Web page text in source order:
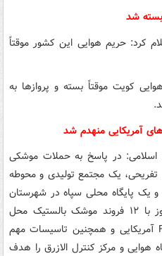
شد
کرد: حریم هوایی این کشور موقتاً
کویت موقتاً بسته و پروازها به
آمریکایی منهدم شد
اسلامی: در پاسخ به حملات موشکی
یک مجتمع تولیدی و محوطه
و یک پایگاه محلی سپاه در شهرستان
پیشوا، برای تنبیه متجاوز صبح امروز با ۱۲ فروند موشک بالستیک محل
استقرار جنگنده‌های F۳۵، F۱۵، F۱۶ آمریکایی و همچنین تاسیسات مهم
هوایی و مرکز کنترل الازرق را هدف